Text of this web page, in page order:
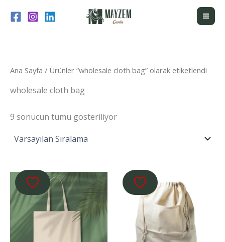
atla
Ana Sayfa / Ürünler “wholesale cloth bag” olarak etiketlendi
wholesale cloth bag
9 sonucun tümü gösteriliyor